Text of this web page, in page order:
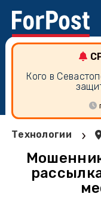
Кого в
Технологии ›